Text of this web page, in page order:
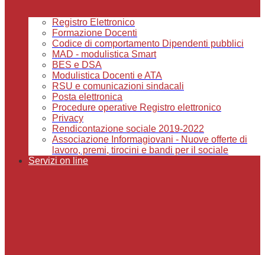
Registro Elettronico
Formazione Docenti
Codice di comportamento Dipendenti pubblici
MAD - modulistica Smart
BES e DSA
Modulistica Docenti e ATA
RSU e comunicazioni sindacali
Posta elettronica
Procedure operative Registro elettronico
Privacy
Rendicontazione sociale 2019-2022
Associazione Informagiovani - Nuove offerte di
lavoro, premi, tirocini e bandi per il sociale
Servizi on line